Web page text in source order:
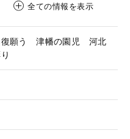
全ての情報を表示
復願う 津幡の園児 河北